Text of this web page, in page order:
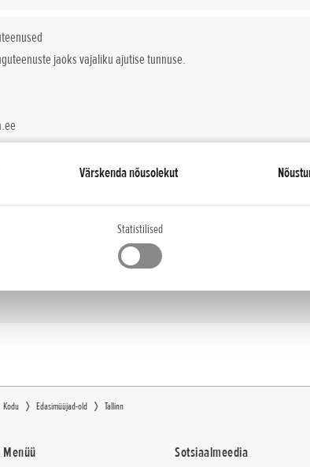
jaoks vajaliku ajutise tunnuse.
omanikul mõista, kuidas külastajad veebisaidile reageerivad, kogudes
Värskenda nõusolekut
Statistilised
ja teeninduskeskuse info:
10-18
+372 56 977 978
www.hondacenter.ee
post: info@hondacenter.ee
Kodu Edasimüüjad-old Tallinn
Menüü Sotsiaalmeedia